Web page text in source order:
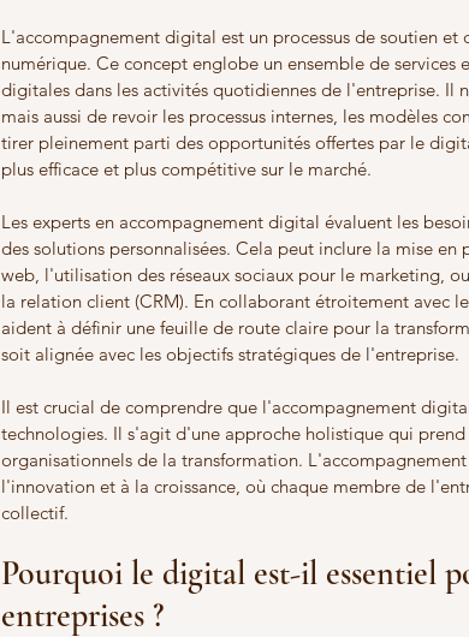
L'accompagnement digital est un processus de soutien
numérique. Ce concept englobe un ensemble de
digitales dans les activités quotidiennes de l'entreprise. Il
mais aussi de revoir les processus internes, les modèles
tirer pleinement parti des opportunités offertes par le
plus efficace et plus compétitive sur le marché.
Les experts en accompagnement digital évaluent les
des solutions personnalisées. Cela peut inclure la mise
web, l'utilisation des réseaux sociaux pour le marketing,
la relation client (CRM). En collaborant étroitement avec
aident à définir une feuille de route claire pour la
soit alignée avec les objectifs stratégiques de l'entreprise.
Il est crucial de comprendre que l'accompagnement
technologies. Il s'agit d'une approche holistique qui
organisationnels de la transformation.
l'innovation et à la croissance, où chaque membre de
collectif.
Pourquoi le digital est-il essentiel
entreprises ?